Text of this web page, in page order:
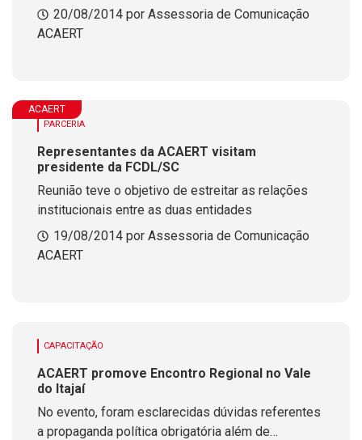
20/08/2014 por Assessoria de Comunicação
ACAERT
ACAERT
PARCERIA
Representantes da ACAERT visitam
presidente da FCDL/SC
Reunião teve o objetivo de estreitar as relações
institucionais entre as duas entidades
19/08/2014 por Assessoria de Comunicação
ACAERT
CAPACITAÇÃO
ACAERT promove Encontro Regional no Vale
do Itajaí
No evento, foram esclarecidas dúvidas referentes
a propaganda política obrigatória além de